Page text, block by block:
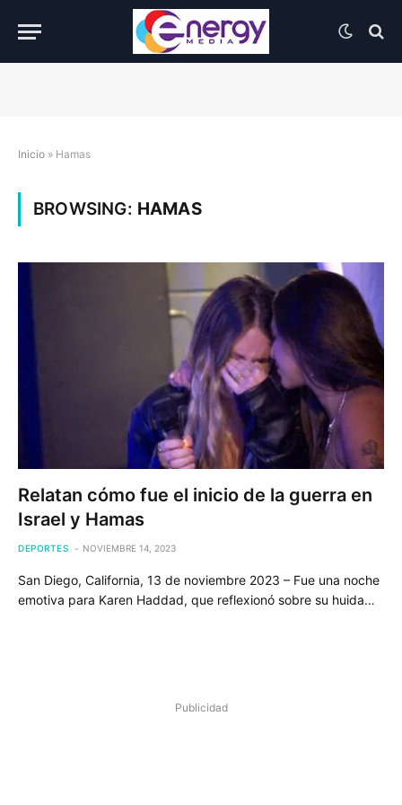
Inicio » Hamas
BROWSING: HAMAS
Relatan cómo fue el inicio de la guerra en
Israel y Hamas
DEPORTES NOVIEMBRE 14, 2023
San Diego, California, 13 de noviembre 2023 – Fue una noche
emotiva para Karen Haddad, que reflexionó sobre su huida…
Publicidad